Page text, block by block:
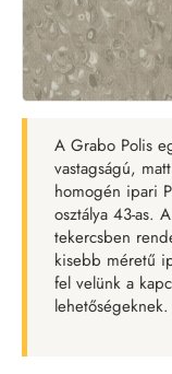
A Grabo Polis
vastagságú,
homogén ipari
osztálya 43-as.
tekercsben
kisebb méretű
fel velünk a
lehetőségeknek.